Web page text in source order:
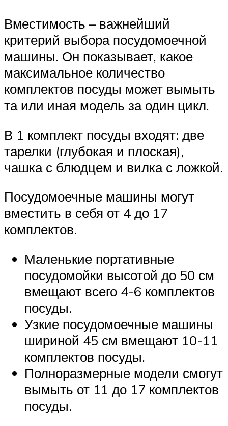
Вместимость – важнейший
критерий выбора посудомоечной
машины. Он показывает, какое
максимальное количество
комплектов посуды может вымыть
та или иная модель за один цикл.
В 1 комплект посуды входят: две
тарелки (глубокая и плоская),
чашка с блюдцем и вилка с ложкой.
Посудомоечные машины могут
вместить в себя от 4 до 17
комплектов.
Маленькие портативные
посудомойки высотой до 50 см
вмещают всего 4-6 комплектов
посуды.
Узкие посудомоечные машины
шириной 45 см вмещают 10-11
комплектов посуды.
Полноразмерные модели смогут
вымыть от 11 до 17 комплектов
посуды.